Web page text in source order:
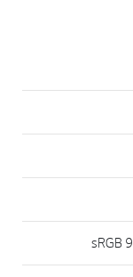
sRGB